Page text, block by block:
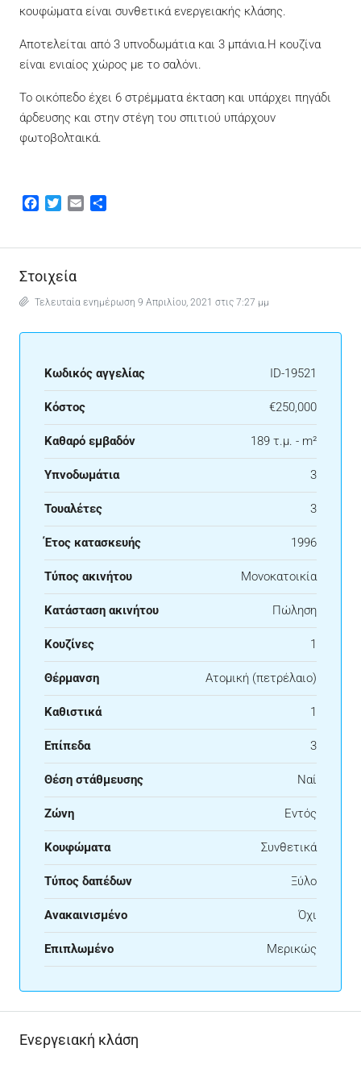
κουφώματα είναι συνθετικά ενεργειακής κλάσης.
Αποτελείται από 3 υπνοδωμάτια και 3 μπάνια.Η κουζίνα
είναι ενιαίος χώρος με το σαλόνι.
Το οικόπεδο έχει 6 στρέμματα έκταση και υπάρχει πηγάδι
άρδευσης και στην στέγη του σπιτιού υπάρχουν
φωτοβολταικά.
Facebook
TwitterEmail
Στοιχεία
Τελευταία ενημέρωση 9 Απριλίου, 2021 στις 7:27 μμ
Κωδικός αγγελίας ID-19521
Κόστος €250,000
Καθαρό εμβαδόν 189 τ.μ. - m²
Υπνοδωμάτια 3
Τουαλέτες 3
Έτος κατασκευής 1996
Τύπος ακινήτου Μονοκατοικία
Κατάσταση ακινήτου Πώληση
Κουζίνες 1
Θέρμανση Ατομική (πετρέλαιο)
Καθιστικά 1
Επίπεδα 3
Θέση στάθμευσης Ναί
Ζώνη Εντός
Κουφώματα Συνθετικά
Τύπος δαπέδων Ξύλο
Ανακαινισμένο Όχι
Επιπλωμένο Μερικώς
Ενεργειακή κλάση